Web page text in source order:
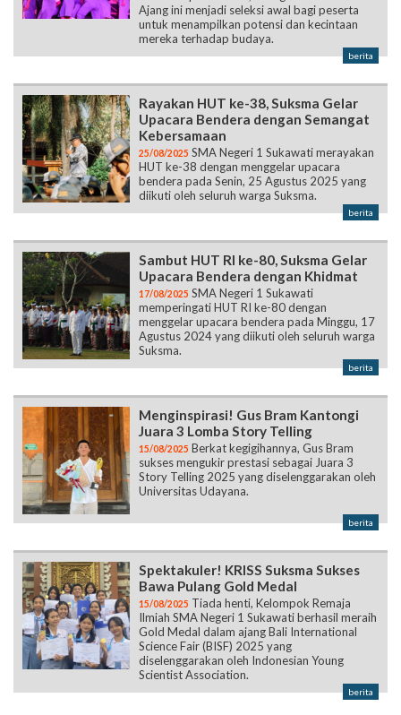
Ajang ini menjadi seleksi awal bagi peserta
untuk menampilkan potensi dan kecintaan
mereka terhadap budaya.
berita
Rayakan HUT ke-38, Suksma Gelar
Upacara Bendera dengan Semangat
Kebersamaan
25/08/2025 SMA Negeri 1 Sukawati merayakan
HUT ke-38 dengan menggelar upacara
bendera pada Senin, 25 Agustus 2025 yang
diikuti oleh seluruh warga Suksma.
berita
Sambut HUT RI ke-80, Suksma Gelar
Upacara Bendera dengan Khidmat
17/08/2025 SMA Negeri 1 Sukawati
memperingati HUT RI ke-80 dengan
menggelar upacara bendera pada Minggu, 17
Agustus 2024 yang diikuti oleh seluruh warga
Suksma.
berita
Menginspirasi! Gus Bram Kantongi
Juara 3 Lomba Story Telling
15/08/2025 Berkat kegigihannya, Gus Bram
sukses mengukir prestasi sebagai Juara 3
Story Telling 2025 yang diselenggarakan oleh
Universitas Udayana.
berita
Spektakuler! KRISS Suksma Sukses
Bawa Pulang Gold Medal
15/08/2025 Tiada henti, Kelompok Remaja
Ilmiah SMA Negeri 1 Sukawati berhasil meraih
Gold Medal dalam ajang Bali International
Science Fair (BISF) 2025 yang
diselenggarakan oleh Indonesian Young
Scientist Association.
berita